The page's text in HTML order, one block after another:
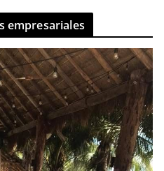
empresariales